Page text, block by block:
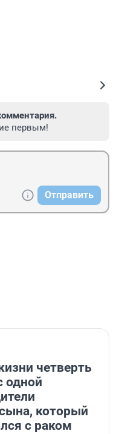
первым!
Отправить
четверть
одной
который
с раком